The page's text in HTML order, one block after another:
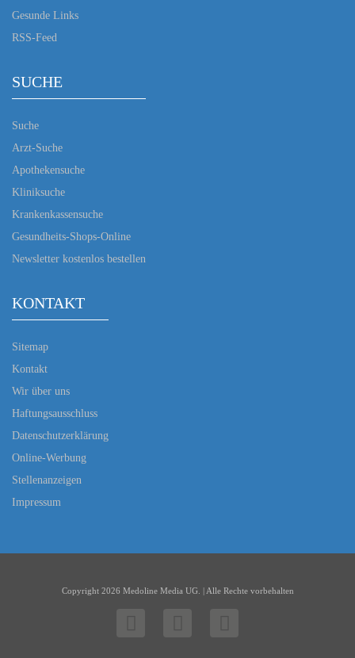
Gesunde Links
RSS-Feed
SUCHE
Suche
Arzt-Suche
Apothekensuche
Kliniksuche
Krankenkassensuche
Gesundheits-Shops-Online
Newsletter kostenlos bestellen
KONTAKT
Sitemap
Kontakt
Wir über uns
Haftungsausschluss
Datenschutzerklärung
Online-Werbung
Stellenanzeigen
Impressum
Copyright 2026 Medoline Media UG. | Alle Rechte vorbehalten